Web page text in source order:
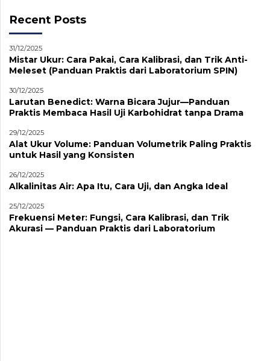
Recent Posts
31/12/2025
Mistar Ukur: Cara Pakai, Cara Kalibrasi, dan Trik Anti-
Meleset (Panduan Praktis dari Laboratorium SPIN)
30/12/2025
Larutan Benedict: Warna Bicara Jujur—Panduan
Praktis Membaca Hasil Uji Karbohidrat tanpa Drama
29/12/2025
Alat Ukur Volume: Panduan Volumetrik Paling Praktis
untuk Hasil yang Konsisten
26/12/2025
Alkalinitas Air: Apa Itu, Cara Uji, dan Angka Ideal
25/12/2025
Frekuensi Meter: Fungsi, Cara Kalibrasi, dan Trik
Akurasi — Panduan Praktis dari Laboratorium